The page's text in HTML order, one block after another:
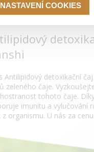
Antilipidový detoxikační
zeleného čaje.
tohoto čaje.
imunitu a vylučování
z organismu. U nás za
COOKIES